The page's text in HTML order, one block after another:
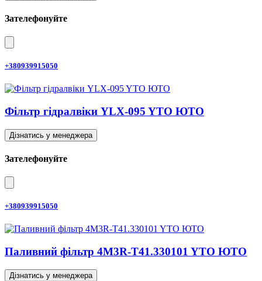
Зателефонуйте
+380939915050
Фільтр гідралвіки YLX-095 YTO ЮТО
Дізнатись у менеджера
Зателефонуйте
+380939915050
Паливний фільтр 4M3R-T41.330101 YTO ЮТО
Дізнатись у менеджера